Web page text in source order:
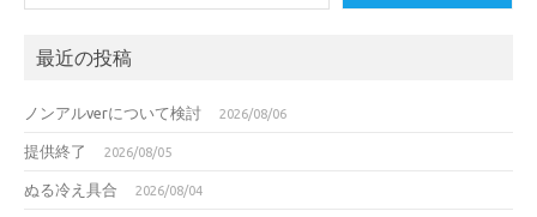
最近の投稿
ノンアルverについて検討 2026/08/06
提供終了 2026/08/05
ぬる冷え具合 2026/08/04